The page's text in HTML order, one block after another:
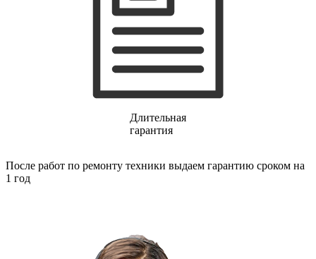
Длительная
гарантия
После работ по ремонту техники выдаем гарантию сроком на
1 год